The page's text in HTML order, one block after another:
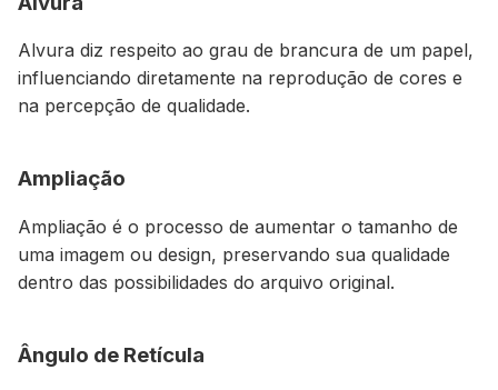
Alvura diz respeito ao grau de brancura de um papel,
influenciando diretamente na reprodução de cores e
na percepção de qualidade.
Ampliação
Ampliação é o processo de aumentar o tamanho de
uma imagem ou design, preservando sua qualidade
dentro das possibilidades do arquivo original.
Ângulo de Retícula